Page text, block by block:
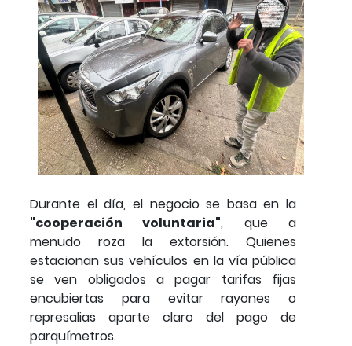
Durante el día, el negocio se basa en la
"cooperación voluntaria", que a
menudo roza la extorsión. Quienes
estacionan sus vehículos en la vía pública
se ven obligados a pagar tarifas fijas
encubiertas para evitar rayones o
represalias aparte claro del pago de
parquímetros.